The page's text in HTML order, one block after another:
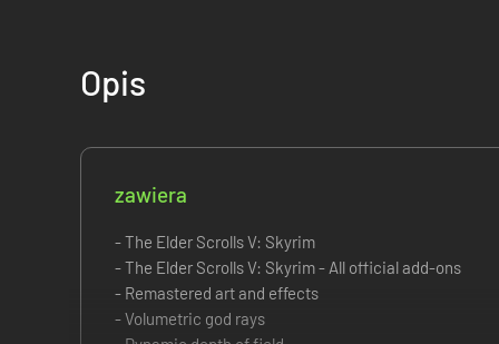
Opis
zawiera
- The Elder Scrolls V: Skyrim
- The Elder Scrolls V: Skyrim - All official add-ons
- Remastered art and effects
- Volumetric god rays